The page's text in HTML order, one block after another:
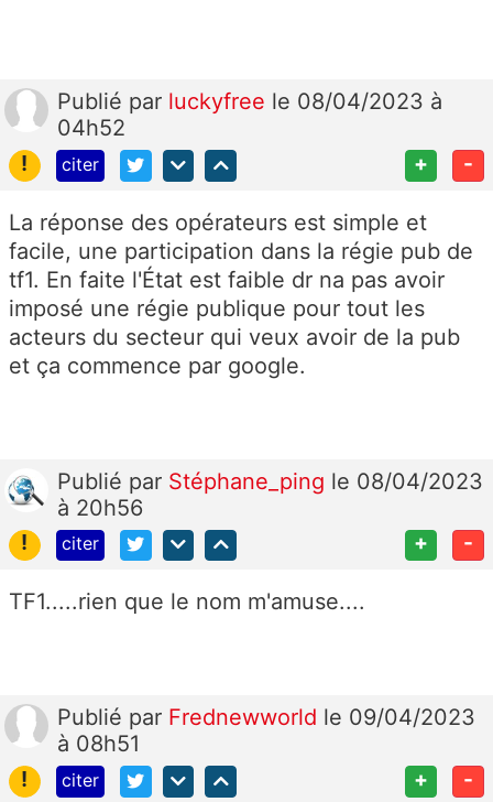
Publié par luckyfree le 08/04/2023 à
04h52
!
citer + -
La réponse des opérateurs est simple et
facile, une participation dans la régie pub de
tf1. En faite l'État est faible dr na pas avoir
imposé une régie publique pour tout les
acteurs du secteur qui veux avoir de la pub
et ça commence par google.
Publié par Stéphane_ping le 08/04/2023
à 20h56
!
citer + -
TF1.....rien que le nom m'amuse....
Publié par Frednewworld le 09/04/2023
à 08h51
!
citer + -